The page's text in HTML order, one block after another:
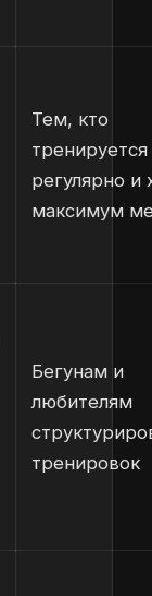
Тем, кто
тренируется
регулярно и
максимум
Бегунам и
любителям
тренировок